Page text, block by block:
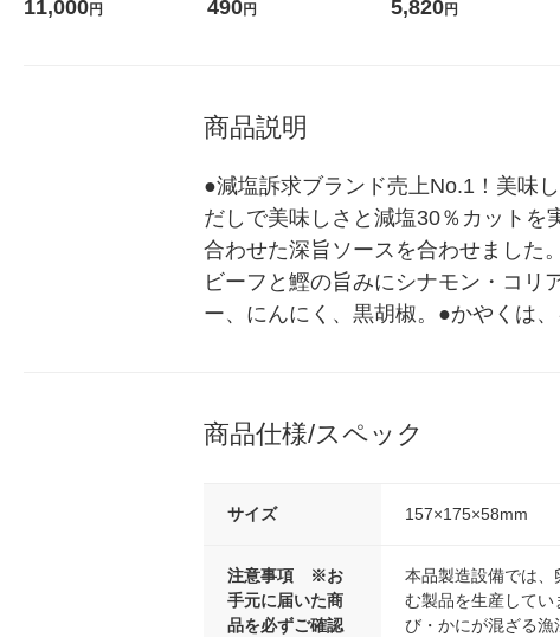
11,000円 490円 5,820円
商品説明
●減塩訴求ブランド売上No.1！美味
だしで美味しさと減塩30％カットを
合わせた深旨ソースを合わせました
ビーフと鰹の旨みにシナモン・コリ
ー、にんにく、黒胡椒。●かやくは、
商品仕様/スペック
サイズ 157×175×58mm
注意事項 ※お
手元に届いた商
品を必ずご確認
本品製造設備では、
む製品を生産してい
び・かにが混ざる漁